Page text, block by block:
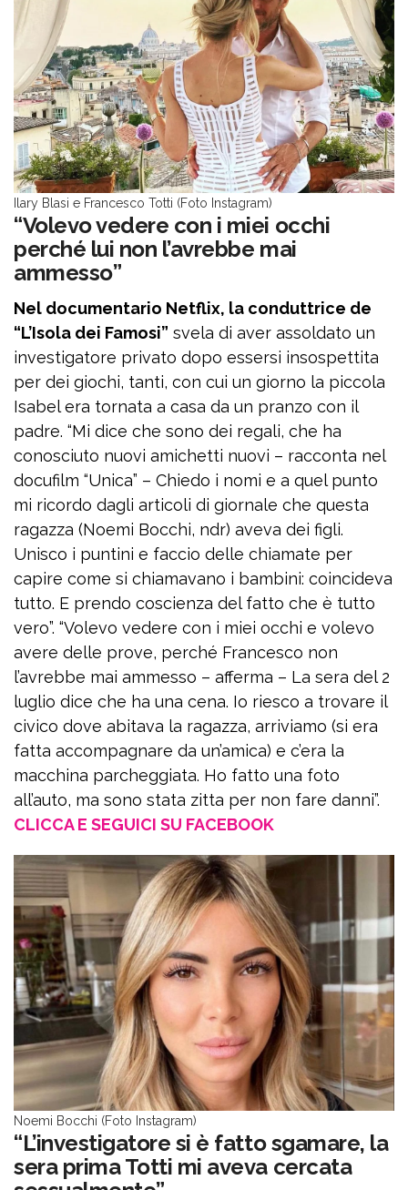
Ilary Blasi e Francesco Totti (Foto Instagram)
“Volevo vedere con i miei occhi
perché lui non l’avrebbe mai
ammesso”
Nel documentario Netflix, la conduttrice de
“L’Isola dei Famosi” svela di aver assoldato un
investigatore privato dopo essersi insospettita
per dei giochi, tanti, con cui un giorno la piccola
Isabel era tornata a casa da un pranzo con il
padre. “Mi dice che sono dei regali, che ha
conosciuto nuovi amichetti nuovi – racconta nel
docufilm “Unica” – Chiedo i nomi e a quel punto
mi ricordo dagli articoli di giornale che questa
ragazza (Noemi Bocchi, ndr) aveva dei figli.
Unisco i puntini e faccio delle chiamate per
capire come si chiamavano i bambini: coincideva
tutto. E prendo coscienza del fatto che è tutto
vero”. “Volevo vedere con i miei occhi e volevo
avere delle prove, perché Francesco non
l’avrebbe mai ammesso – afferma – La sera del 2
luglio dice che ha una cena. Io riesco a trovare il
civico dove abitava la ragazza, arriviamo (si era
fatta accompagnare da un’amica) e c’era la
macchina parcheggiata. Ho fatto una foto
all’auto, ma sono stata zitta per non fare danni”.
CLICCA E SEGUICI SU FACEBOOK
Noemi Bocchi (Foto Instagram)
“L’investigatore si è fatto sgamare, la
sera prima Totti mi aveva cercata